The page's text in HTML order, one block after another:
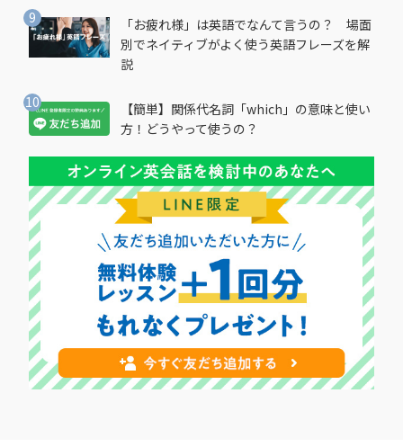
「お疲れ様」は英語でなんて言うの？ 場面
別でネイティブがよく使う英語フレーズを解
説
【簡単】関係代名詞「which」の意味と使い
方！どうやって使うの？